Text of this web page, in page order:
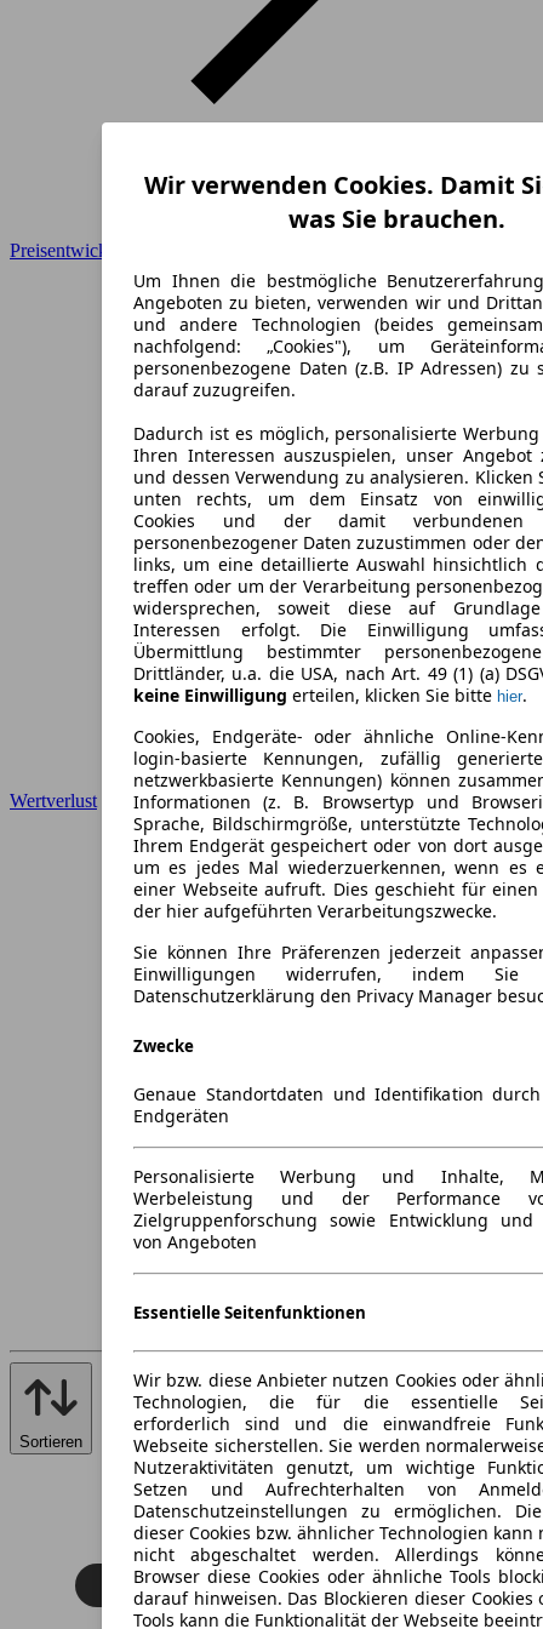
Wir verwenden Cookies. Damit
was Sie brauchen.
Um Ihnen die bestmögliche
Angeboten zu bieten, verwenden wir und
und andere Technologien (beides
nachfolgend: „Cookies"), um
personenbezogene Daten (z.B. IP Adressen) zu
darauf zuzugreifen.
Dadurch ist es möglich, personalisierte
Ihren Interessen auszuspielen, unser Angebot
und dessen Verwendung zu analysieren. Klicken
unten rechts, um dem Einsatz von
Cookies und der damit verbundenen
personenbezogener Daten zuzustimmen oder
links, um eine detaillierte Auswahl hinsichtlich
treffen oder um der Verarbeitung
widersprechen, soweit diese auf
Interessen erfolgt. Die Einwilligung
Übermittlung bestimmter
Drittländer, u.a. die USA, nach Art. 49 (1) (a)
keine Einwilligung erteilen, klicken Sie bitte hier.
Cookies, Endgeräte- oder ähnliche Online-
login-basierte Kennungen, zufällig
netzwerkbasierte Kennungen) können
Informationen (z. B. Browsertyp und
Sprache, Bildschirmgröße, unterstützte
Ihrem Endgerät gespeichert oder von dort
um es jedes Mal wiederzuerkennen, wenn es
einer Webseite aufruft. Dies geschieht für
der hier aufgeführten Verarbeitungszwecke.
Sie können Ihre Präferenzen jederzeit
Einwilligungen widerrufen, indem
Datenschutzerklärung den Privacy Manager
Zwecke
Genaue Standortdaten und Identifikation
Endgeräten
Personalisierte Werbung und Inhalte,
Werbeleistung und der Performance
Zielgruppenforschung sowie Entwicklung und
von Angeboten
Essentielle Seitenfunktionen
Wir bzw. diese Anbieter nutzen Cookies oder
Technologien, die für die essentielle
erforderlich sind und die einwandfreie
Webseite sicherstellen. Sie werden
Nutzeraktivitäten genutzt, um wichtige
Setzen und Aufrechterhalten von
Datenschutzeinstellungen zu ermöglichen.
dieser Cookies bzw. ähnlicher Technologien kann
nicht abgeschaltet werden. Allerdings
Browser diese Cookies oder ähnliche Tools
darauf hinweisen. Das Blockieren dieser
Tools kann die Funktionalität der Webseite
Preisentwicklung
Wertverlust
Sortieren